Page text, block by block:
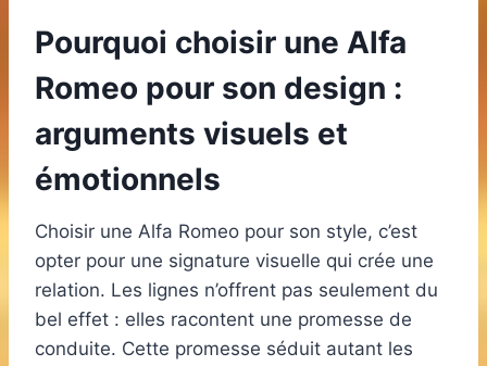
Pourquoi choisir une Alfa
Romeo pour son design :
arguments visuels et
émotionnels
Choisir une Alfa Romeo pour son style, c’est
opter pour une signature visuelle qui crée une
relation. Les lignes n’offrent pas seulement du
bel effet : elles racontent une promesse de
conduite. Cette promesse séduit autant les